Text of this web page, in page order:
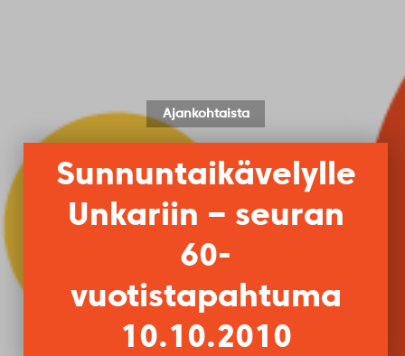
Ajankohtaista
Sunnuntaikävelylle
Unkariin – seuran
60-
vuotistapahtuma
10.10.2010